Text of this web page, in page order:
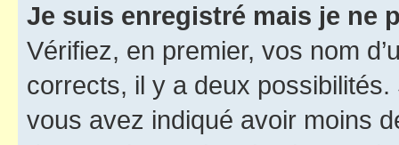
Je suis enregistré mais je ne
Vérifiez, en premier, vos nom
corrects, il y a deux
vous avez indiqué avoir moins